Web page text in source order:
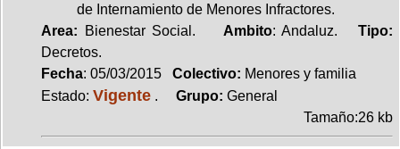
de Internamiento de Menores Infractores.
Area: Bienestar Social. Ambito: Andaluz.Tipo:
Decretos.
Fecha: 05/03/2015 Colectivo: Menores y familia
Estado: Vigente . Grupo: General
Tamaño:26 kb